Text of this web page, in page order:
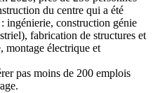
du centre qui a été
ingénierie, construction génie
fabrication de structures et
montage électrique et
pas moins de 200 emplois